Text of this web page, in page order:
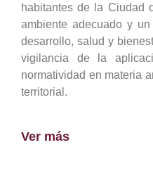
habitantes de la Ciudad
ambiente adecuado y
desarrollo, salud y
vigilancia de la
normatividad en materia
territorial.
Ver más